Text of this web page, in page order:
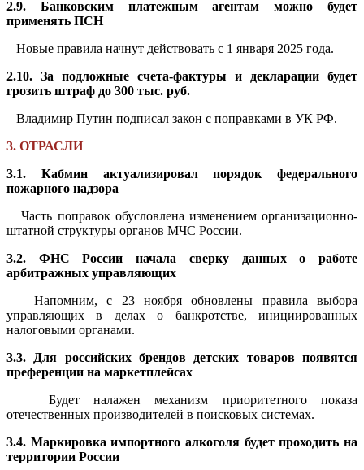
2.9. Банковским платежным агентам можно будет
применять ПСН
Новые правила начнут действовать с 1 января 2025 года.
2.10. За подложные счета-фактуры и декларации будет
грозить штраф до 300 тыс. руб.
Владимир Путин подписал закон с поправками в УК РФ.
3. ОТРАСЛИ
3.1. Кабмин актуализировал порядок федерального
пожарного надзора
Часть поправок обусловлена изменением организационно-
штатной структуры органов МЧС России.
3.2. ФНС России начала сверку данных о работе
арбитражных управляющих
Напомним, с 23 ноября обновлены правила выбора
управляющих в делах о банкротстве, инициированных
налоговыми органами.
3.3. Для российских брендов детских товаров появятся
преференции на маркетплейсах
Будет налажен механизм приоритетного показа
отечественных производителей в поисковых системах.
3.4. Маркировка импортного алкоголя будет проходить на
территории России